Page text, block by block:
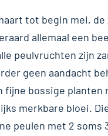
tot begin mei, de
allemaal een
peulvruchten zijn
geen aandacht
bossige planten
merkbare bloei.
peulen met 2 soms